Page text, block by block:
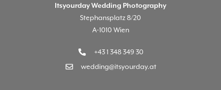
Itsyourday Wedding Photography
Stephansplatz 8/20
A-1010 Wien
+43 1 348 349 30
wedding@itsyourday.at